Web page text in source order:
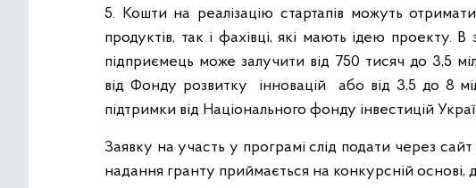
5. Кошти на реалізацію стартапів можуть
продуктів, так і фахівці, які мають ідею проекту. В
підприємець може залучити від 750 тисяч до 3,5
від Фонду розвитку інновацій або від 3,5 до 8
підтримки від Національного фонду інвестицій
Заявку на участь у програмі слід подати через
надання гранту приймається на конкурсній